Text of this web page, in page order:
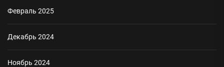
Февраль 2025
Декабрь 2024
Ноябрь 2024